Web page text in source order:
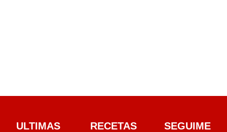
ULTIMAS
RECETAS
SEGUIME